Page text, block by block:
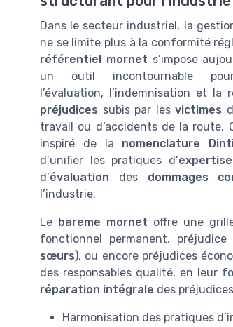
Dans le secteur industriel, la
ne se limite plus à la conformité
référentiel mornet s’impose
un outil incontournable
l’évaluation, l’indemnisation et la
préjudices subis par les victimes
travail ou d’accidents de la route.
inspiré de la nomenclature
d’unifier les pratiques d’
d’évaluation des dommages
l’industrie.
Le bareme mornet offre une
fonctionnel permanent, préjudice
sœurs), ou encore préjudices
des responsables qualité, en leur
réparation intégrale des
Harmonisation des pratiques